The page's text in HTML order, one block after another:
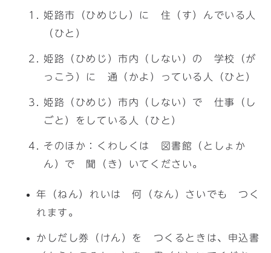
姫路市（ひめじし）に 住（す）んでいる人
（ひと）
姫路（ひめじ）市内（しない）の 学校（が
っこう）に 通（かよ）っている人（ひと）
姫路（ひめじ）市内（しない）で 仕事（し
ごと）をしている人（ひと）
そのほか：くわしくは 図書館（としょか
ん）で 聞（き）いてください。
年（ねん）れいは 何（なん）さいでも つく
れます。
かしだし券（けん）を つくるときは、申込書